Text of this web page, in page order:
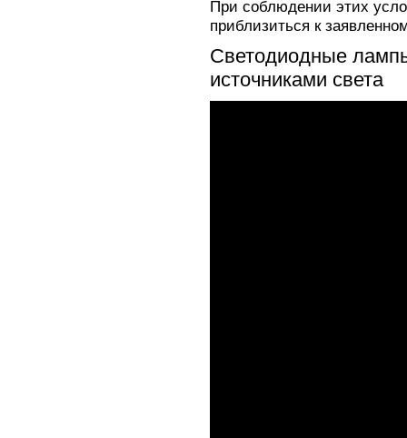
При соблюдении этих
приблизиться к
Светодиодные
источниками света